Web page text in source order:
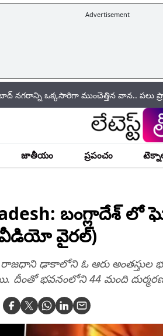
Advertisement
ముంచెత్తిన వాన.. పలు ప్రాంతాల్లో భారీగా
జాతీయం ప్రపంచం
బంగ్లాదేశ్‌ లో
వైరల్)
ఢాకాలోని ఓ ఆరు అంతస్తుల
దీంతో భవనంలోని 44 మంది